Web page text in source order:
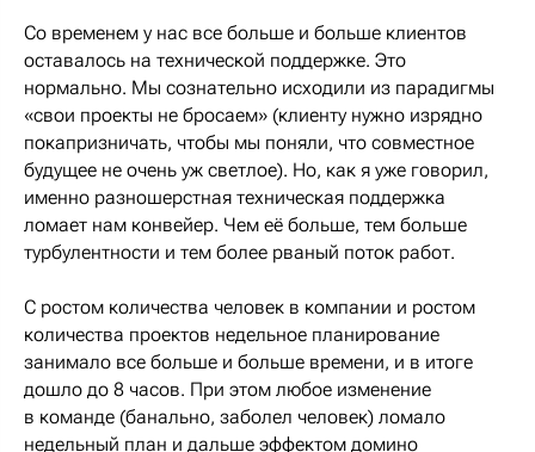
Со временем у нас все больше и больше клиентов
оставалось на технической поддержке. Это
нормально. Мы сознательно исходили из парадигмы
«свои проекты не бросаем» (клиенту нужно изрядно
покапризничать, чтобы мы поняли, что совместное
будущее не очень уж светлое). Но, как я уже говорил,
именно разношерстная техническая поддержка
ломает нам конвейер. Чем её больше, тем больше
турбулентности и тем более рваный поток работ.
С ростом количества человек в компании и ростом
количества проектов недельное планирование
занимало все больше и больше времени, и в итоге
дошло до 8 часов. При этом любое изменение
в команде (банально, заболел человек) ломало
недельный план и дальше эффектом домино